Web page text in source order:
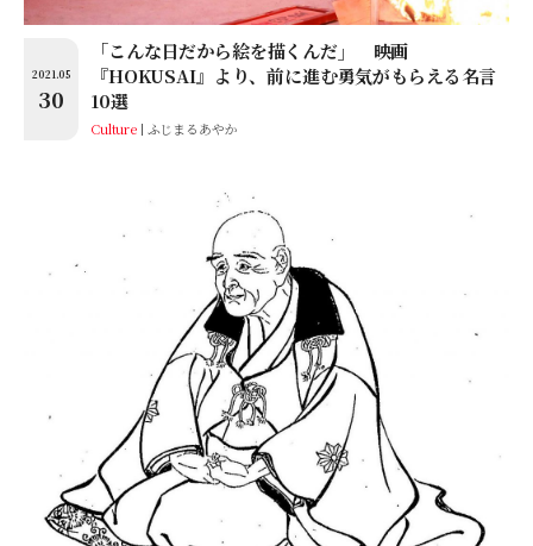
2021.05
30
「こんな日だから絵を描くんだ」 映画
『HOKUSAI』より、前に進む勇気がもらえる名言
10選
Culture ふじまるあやか